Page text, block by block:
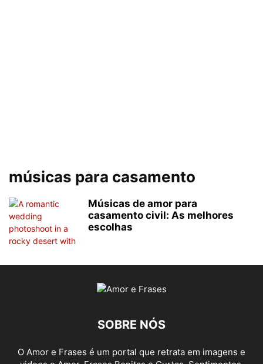
músicas para casamento
Músicas de amor para
casamento civil: As melhores
escolhas
SOBRE NÓS
O Amor e Frases é um portal que retrata em imagens e